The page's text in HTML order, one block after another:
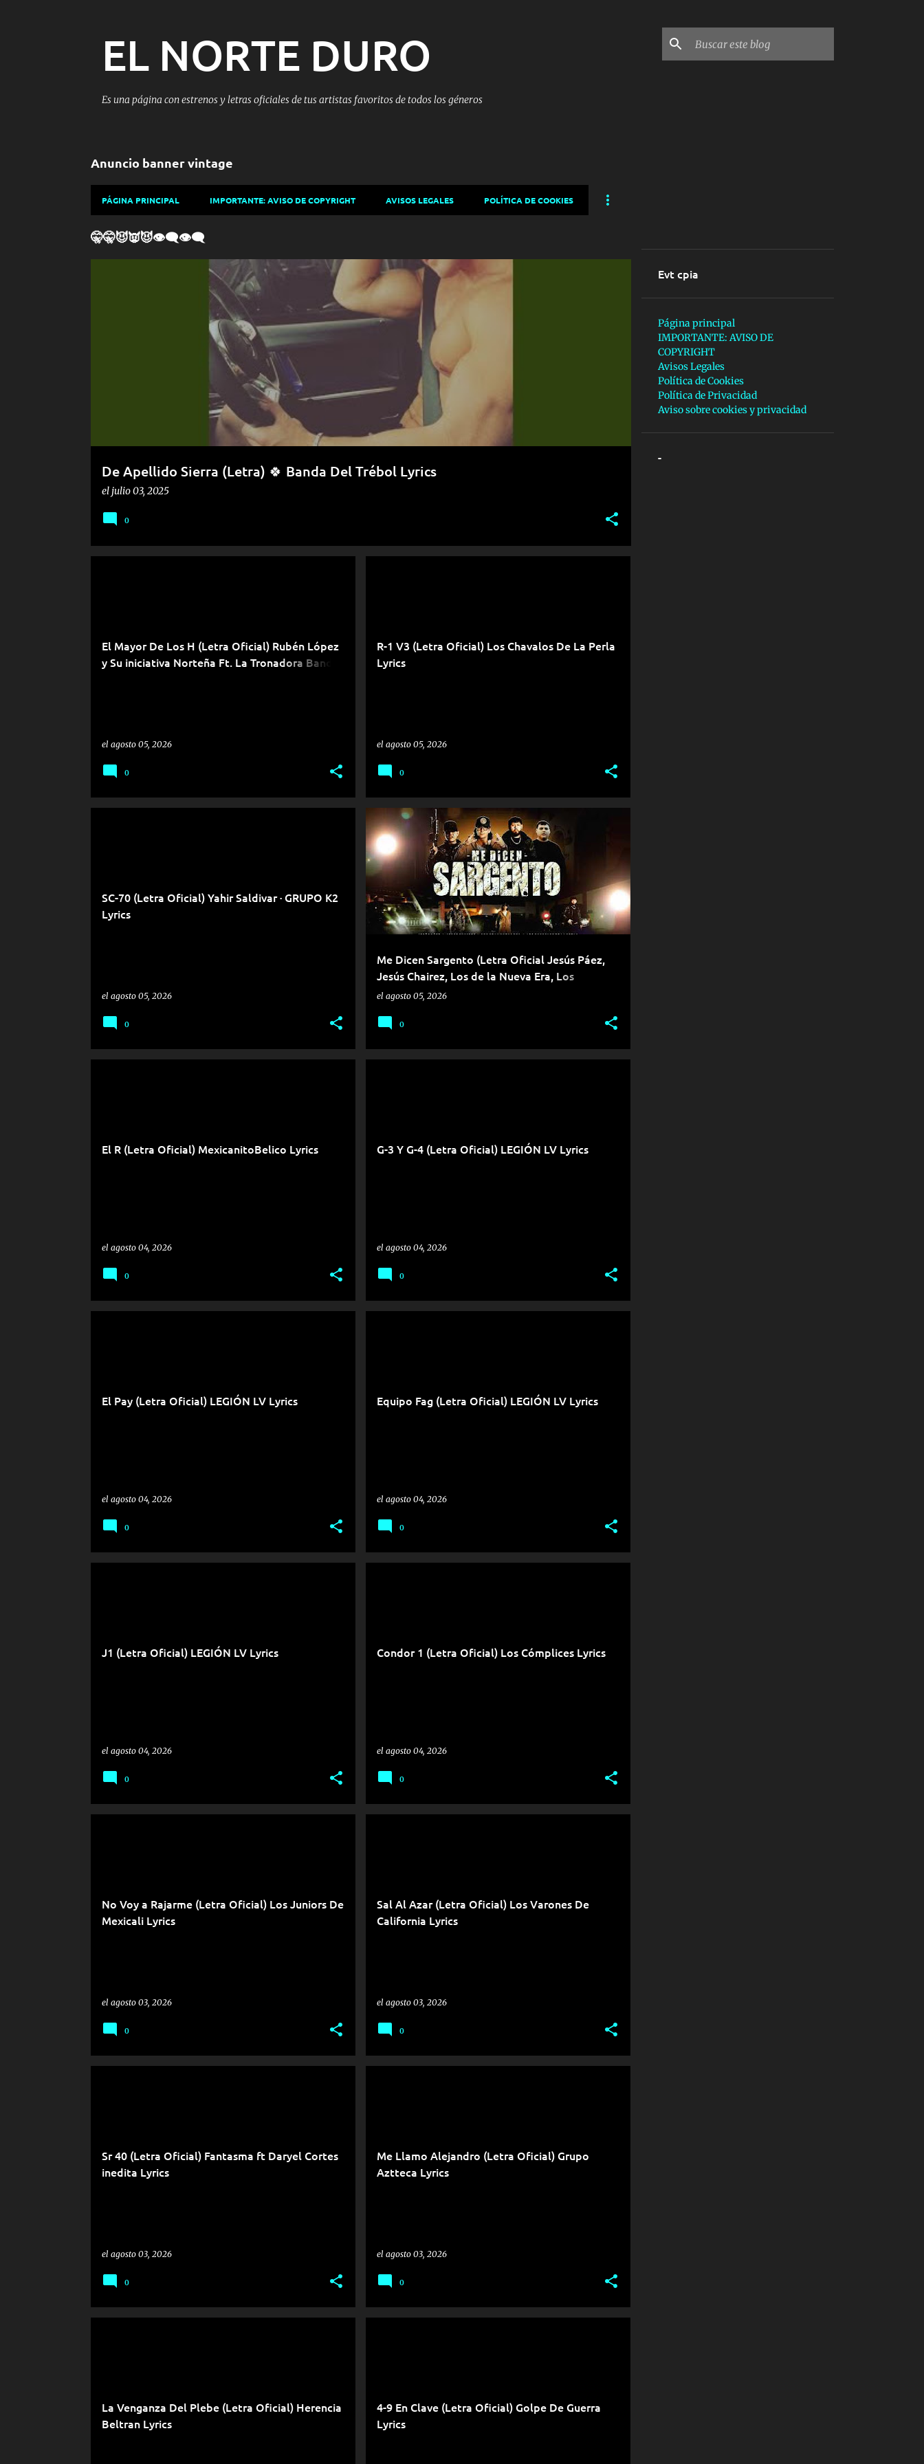
EL NORTE DURO
Es una página con estrenos y letras oficiales de tus artistas favoritos de todos los géneros
Anuncio banner vintage
PÁGINA PRINCIPAL IMPORTANTE: AVISO DE COPYRIGHT AVISOS LEGALES POLÍTICA DE COOKIES
E
n
🤫🤫😈👿😈👁️‍🗨️👁️‍🗨️
De Apellido Sierra (Letra) 🍀 Banda Del Trébol Lyrics
el julio 03, 2025
0
El Mayor De Los H (Letra Oficial) Rubén López
y Su iniciativa Norteña Ft. La Tronadora Banda
el agosto 05, 2026
0
R-1 V3 (Letra Oficial) Los Chavalos De La Perla
Lyrics
el agosto 05, 2026
0
SC-70 (Letra Oficial) Yahir Saldivar · GRUPO K2
Lyrics
el agosto 05, 2026
0
Me Dicen Sargento (Letra Oficial Jesús Páez,
Jesús Chairez, Los de la Nueva Era, Los
Chavalos de la Perla Lyrics
el agosto 05, 2026
0
El R (Letra Oficial) MexicanitoBelico Lyrics
el agosto 04, 2026
0
G-3 Y G-4 (Letra Oficial) LEGIÓN LV Lyrics
el agosto 04, 2026
0
El Pay (Letra Oficial) LEGIÓN LV Lyrics
el agosto 04, 2026
0
Equipo Fag (Letra Oficial) LEGIÓN LV Lyrics
el agosto 04, 2026
0
J1 (Letra Oficial) LEGIÓN LV Lyrics
el agosto 04, 2026
0
Condor 1 (Letra Oficial) Los Cómplices Lyrics
el agosto 04, 2026
0
No Voy a Rajarme (Letra Oficial) Los Juniors De
Mexicali Lyrics
el agosto 03, 2026
0
Sal Al Azar (Letra Oficial) Los Varones De
California Lyrics
el agosto 03, 2026
0
Sr 40 (Letra Oficial) Fantasma ft Daryel Cortes
inedita Lyrics
el agosto 03, 2026
0
Me Llamo Alejandro (Letra Oficial) Grupo
Aztteca Lyrics
el agosto 03, 2026
0
La Venganza Del Plebe (Letra Oficial) Herencia
Beltran Lyrics
4-9 En Clave (Letra Oficial) Golpe De Guerra
Lyrics
Evt cpia
Página principal
IMPORTANTE: AVISO DE
COPYRIGHT
Avisos Legales
Política de Cookies
Política de Privacidad
Aviso sobre cookies y privacidad
-